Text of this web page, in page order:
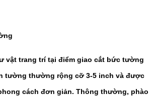
vật trang trí tại điểm giao cắt bức tường
tường thường rộng cỡ 3-5 inch và được
cách đơn giản. Thông thường, phào